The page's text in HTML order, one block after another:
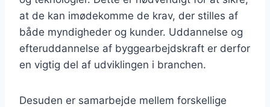
at de kan imødekomme de krav, der stilles af
både myndigheder og kunder. Uddannelse og
efteruddannelse af byggearbejdskraft er derfor
en vigtig del af udviklingen i branchen.
Desuden er samarbejde mellem forskellige